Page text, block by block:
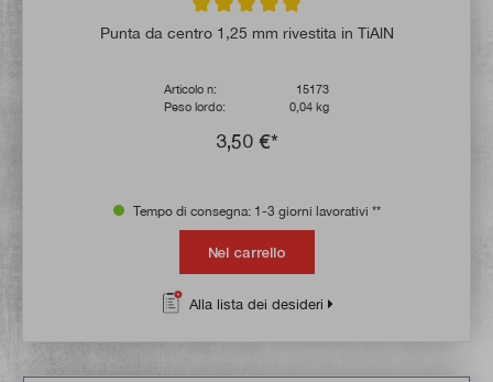
Valutazione media di 5 su 5 stelle
Punta da centro 1,25 mm rivestita in TiAlN
Articolo n:
15173
Peso lordo:
0,04 kg
3,50 €*
Tempo di consegna: 1-3 giorni lavorativi **
Nel carrello
Alla lista dei desideri